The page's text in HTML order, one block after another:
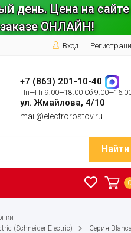
день. Цена на сайте
заказе ОНЛАЙН!
Вход
+7 (863) 201-10-40
Пн—Пт 9:00—18:00 Сб
ул. Жмайлова, 4/10
mail@electrorostov.ru
Найти
(Schneider Electric)
Серия